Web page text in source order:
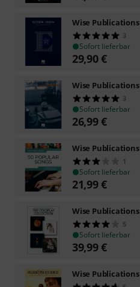
Wise Publications
3
Sofort lieferbar
29,90€
Wise Publications
3
Sofort lieferbar
26,99€
Wise Publications
1
Sofort lieferbar
21,99€
Wise Publications
5
Sofort lieferbar
39,99€
Wise Publications